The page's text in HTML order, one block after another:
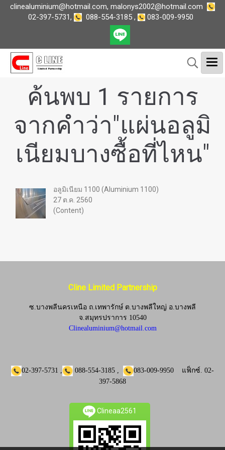
clinealuminium@hotmail.com, malonys2002@hotmail.com
02-397-5731, 088-554-3185, 083-009-9950
ค้นพบ 1 รายการ
จากคำว่า"แผ่นอลูมิ
เนียมบางซื้อที่ไหน"
อลูมิเนียม 1100 (Aluminium 1100)
27 ต.ค. 2560
(Content)
Cline Limited Partnership
ซ.บางพลีนครเหนือ ถ.เทพารักษ์ ต.บางพลีใหญ่ อ.บางพลี
จ.สมุทรปราการ 10540
Clinealuminium@hotmail.com
02-397-5731 , 088-554-3185 , 083-009-9950 แฟ็กซ์. 02-
397-5868
Clineaa2561